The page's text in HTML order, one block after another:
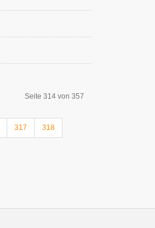
Seite 314 von 357
317 318